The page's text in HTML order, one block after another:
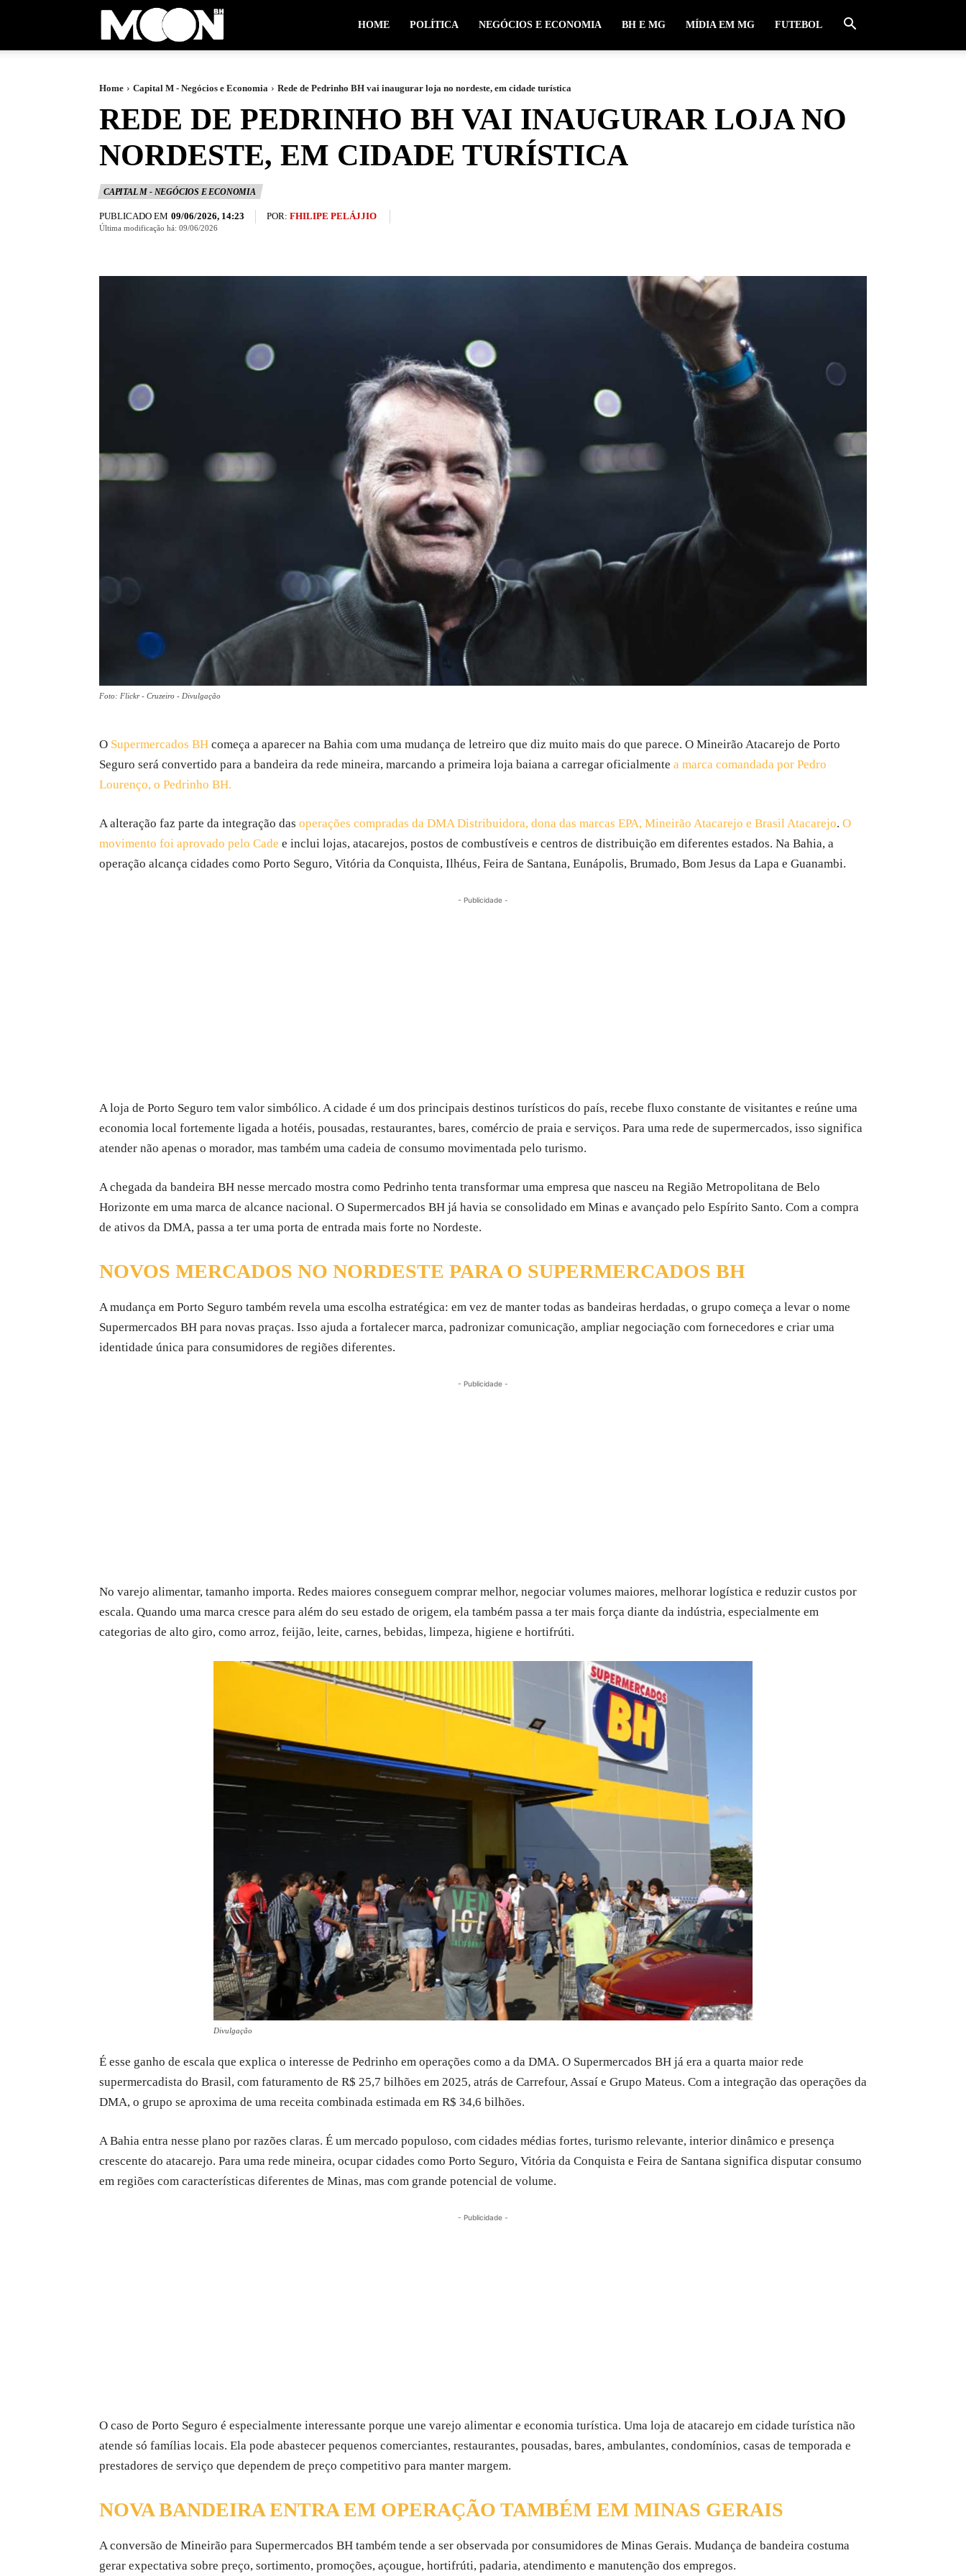
HOME POLÍTICA NEGÓCIOS E ECONOMIA BH E MG MÍDIA EM MG FUTEBOL
Home Capital M - Negócios e Economia Rede de Pedrinho BH vai inaugurar loja no nordeste, em cidade turística
REDE DE PEDRINHO BH VAI INAUGURAR LOJA NO
NORDESTE, EM CIDADE TURÍSTICA
CAPITAL M - NEGÓCIOS E ECONOMIA
PUBLICADO EM 09/06/2026, 14:23 POR: FHILIPE PELÁJJIO
Última modificação há: 09/06/2026
Foto: Flickr - Cruzeiro - Divulgação
O Supermercados BH começa a aparecer na Bahia com uma mudança de letreiro que diz muito mais do que parece. O Mineirão Atacarejo de Porto
Seguro será convertido para a bandeira da rede mineira, marcando a primeira loja baiana a carregar oficialmente a marca comandada por Pedro
Lourenço, o Pedrinho BH.
A alteração faz parte da integração das operações compradas da DMA Distribuidora, dona das marcas EPA, Mineirão Atacarejo e Brasil Atacarejo. O
movimento foi aprovado pelo Cade e inclui lojas, atacarejos, postos de combustíveis e centros de distribuição em diferentes estados. Na Bahia, a
operação alcança cidades como Porto Seguro, Vitória da Conquista, Ilhéus, Feira de Santana, Eunápolis, Brumado, Bom Jesus da Lapa e Guanambi.
- Publicidade -
A loja de Porto Seguro tem valor simbólico. A cidade é um dos principais destinos turísticos do país, recebe fluxo constante de visitantes e reúne uma
economia local fortemente ligada a hotéis, pousadas, restaurantes, bares, comércio de praia e serviços. Para uma rede de supermercados, isso significa
atender não apenas o morador, mas também uma cadeia de consumo movimentada pelo turismo.
A chegada da bandeira BH nesse mercado mostra como Pedrinho tenta transformar uma empresa que nasceu na Região Metropolitana de Belo
Horizonte em uma marca de alcance nacional. O Supermercados BH já havia se consolidado em Minas e avançado pelo Espírito Santo. Com a compra
de ativos da DMA, passa a ter uma porta de entrada mais forte no Nordeste.
NOVOS MERCADOS NO NORDESTE PARA O SUPERMERCADOS BH
A mudança em Porto Seguro também revela uma escolha estratégica: em vez de manter todas as bandeiras herdadas, o grupo começa a levar o nome
Supermercados BH para novas praças. Isso ajuda a fortalecer marca, padronizar comunicação, ampliar negociação com fornecedores e criar uma
identidade única para consumidores de regiões diferentes.
- Publicidade -
No varejo alimentar, tamanho importa. Redes maiores conseguem comprar melhor, negociar volumes maiores, melhorar logística e reduzir custos por
escala. Quando uma marca cresce para além do seu estado de origem, ela também passa a ter mais força diante da indústria, especialmente em
categorias de alto giro, como arroz, feijão, leite, carnes, bebidas, limpeza, higiene e hortifrúti.
Divulgação
É esse ganho de escala que explica o interesse de Pedrinho em operações como a da DMA. O Supermercados BH já era a quarta maior rede
supermercadista do Brasil, com faturamento de R$ 25,7 bilhões em 2025, atrás de Carrefour, Assaí e Grupo Mateus. Com a integração das operações da
DMA, o grupo se aproxima de uma receita combinada estimada em R$ 34,6 bilhões.
A Bahia entra nesse plano por razões claras. É um mercado populoso, com cidades médias fortes, turismo relevante, interior dinâmico e presença
crescente do atacarejo. Para uma rede mineira, ocupar cidades como Porto Seguro, Vitória da Conquista e Feira de Santana significa disputar consumo
em regiões com características diferentes de Minas, mas com grande potencial de volume.
- Publicidade -
O caso de Porto Seguro é especialmente interessante porque une varejo alimentar e economia turística. Uma loja de atacarejo em cidade turística não
atende só famílias locais. Ela pode abastecer pequenos comerciantes, restaurantes, pousadas, bares, ambulantes, condomínios, casas de temporada e
prestadores de serviço que dependem de preço competitivo para manter margem.
NOVA BANDEIRA ENTRA EM OPERAÇÃO TAMBÉM EM MINAS GERAIS
A conversão de Mineirão para Supermercados BH também tende a ser observada por consumidores de Minas Gerais. Mudança de bandeira costuma
gerar expectativa sobre preço, sortimento, promoções, açougue, hortifrúti, padaria, atendimento e manutenção dos empregos.